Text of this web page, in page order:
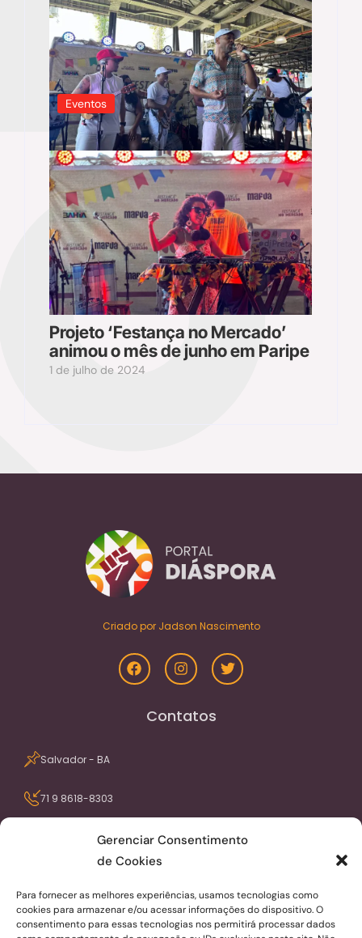
Gerenciar Consentimento
de Cookies
Para fornecer as melhores experiências, usamos tecnologias como
cookies para armazenar e/ou acessar informações do dispositivo. O
consentimento para essas tecnologias nos permitirá processar dados
Eventos
Projeto ‘Festança no Mercado’
animou o mês de junho em Paripe
1 de julho de 2024
Criado por Jadson Nascimento
Contatos
Salvador - BA
71 9 8618-8303
contato@portaldiaspora.com.br
Seja avisado dos nossos conteúdos pelo
email